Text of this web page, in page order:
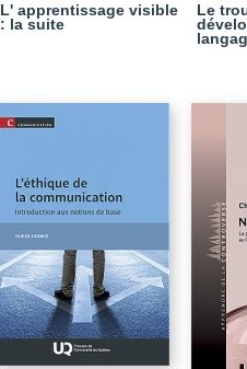
L' apprentissage visible
: la suite
Le